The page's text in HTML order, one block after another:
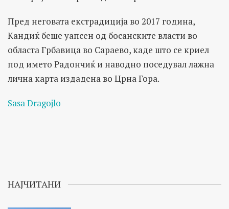
Пред неговата екстрадиција во 2017 година,
Кандиќ беше уапсен од босанските власти во
областа Грбавица во Сараево, каде што се криел
под името Радончиќ и наводно поседувал лажна
лична карта издадена во Црна Гора.
Sasa Dragojlo
НАЈЧИТАНИ